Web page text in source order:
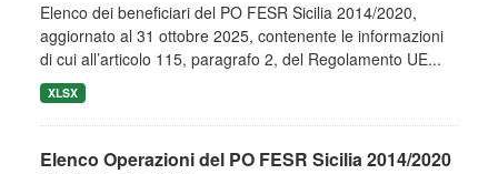
Elenco dei beneficiari del PO FESR Sicilia 2014/2020,
aggiornato al 31 ottobre 2025, contenente le informazioni
di cui all’articolo 115, paragrafo 2, del Regolamento UE...
XLSX
Elenco Operazioni del PO FESR Sicilia 2014/2020